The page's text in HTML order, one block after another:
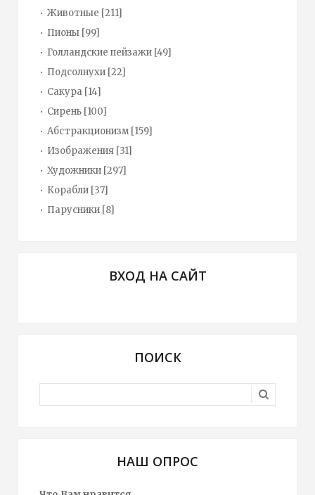
Животные [211]
Пионы [99]
Голландские пейзажи [49]
Подсолнухи [22]
Сакура [14]
Сирень [100]
Абстракционизм [159]
Изображения [31]
Художники [297]
Корабли [37]
Парусники [8]
ВХОД НА САЙТ
ПОИСК
НАШ ОПРОС